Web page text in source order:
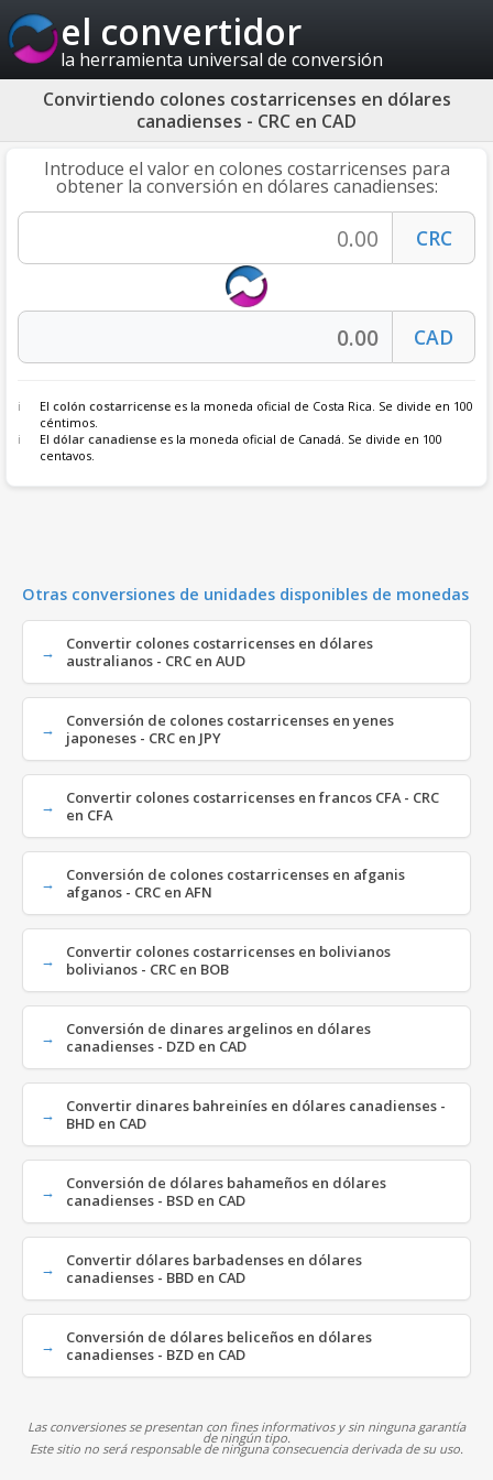
el convertidor
la herramienta universal de conversión
Convirtiendo colones costarricenses en dólares
canadienses - CRC en CAD
Introduce el valor en colones costarricenses para
obtener la conversión en dólares canadienses:
El colón costarricense es la moneda oficial de Costa Rica. Se divide en 100
céntimos.
El dólar canadiense es la moneda oficial de Canadá. Se divide en 100
centavos.
Otras conversiones de unidades disponibles de monedas
Convertir colones costarricenses en dólares
australianos - CRC en AUD
Conversión de colones costarricenses en yenes
japoneses - CRC en JPY
Convertir colones costarricenses en francos CFA - CRC
en CFA
Conversión de colones costarricenses en afganis
afganos - CRC en AFN
Convertir colones costarricenses en bolivianos
bolivianos - CRC en BOB
Conversión de dinares argelinos en dólares
canadienses - DZD en CAD
Convertir dinares bahreiníes en dólares canadienses -
BHD en CAD
Conversión de dólares bahameños en dólares
canadienses - BSD en CAD
Convertir dólares barbadenses en dólares
canadienses - BBD en CAD
Conversión de dólares beliceños en dólares
canadienses - BZD en CAD
Las conversiones se presentan con fines informativos y sin ninguna garantía
de ningún tipo.
Este sitio no será responsable de ninguna consecuencia derivada de su uso.